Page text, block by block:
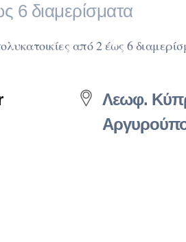
6 διαμερίσματα
από 2 έως 6
Λεωφ.